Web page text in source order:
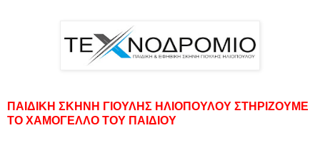
ΠΑΙΔΙΚΗ ΣΚΗΝΗ ΓΙΟΥΛΗΣ ΗΛΙΟΠΟΥΛΟΥ ΣΤΗΡΙΖΟΥΜΕ
ΤΟ ΧΑΜΟΓΕΛΛΟ ΤΟΥ ΠΑΙΔΙΟΥ